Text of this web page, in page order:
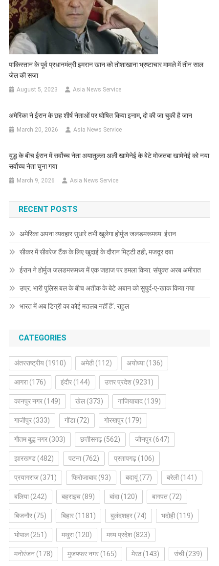
पाकिस्तान के पूर्व प्रधानमंत्री इमरान खान को तोशाखाना भ्रष्टाचार मामले में तीन साल
जेल की सजा
August 5, 2023 Asia News Service
अमेरिका ने ईरान के छह शीर्ष नेताओं पर घोषित किया इनाम, दो की जा चुकी है जान
March 20, 2026 Asia News Service
युद्ध के बीच ईरान में सर्वोच्च नेता अयातुल्ला अली खामेनेई के बेटे मोजतबा खामेनेई को नया
सर्वोच्च नेता चुना गया
March 9, 2026 Asia News Service
RECENT POSTS
अमेरिका अपना व्यवहार सुधारे तभी खुलेगा होर्मुज जलडमरूमध्य: ईरान
सीकर में सीवरेज टैंक के लिए खुदाई के दौरान मिट्टी ढही, मजदूर दबा
ईरान ने होर्मुज जलडमरूमध्य में एक जहाज पर हमला किया: संयुक्त अरब अमीरात
उप्र: भारी पुलिस बल के बीच अतीक के बेटे अबान को सुपुर्द-ए-खाक किया गया
भारत में अब डिग्री का कोई मतलब नहीं है’: राहुल
CATEGORIES
अंतरराष्ट्रीय(1910) अमेठी(112) अयोध्या(136)
आगरा(176) इंदौर(144) उत्तर प्रदेश(9231)
कानपुर नगर(149) खेल(373) गाजियाबाद(139)
गाजीपुर(333) गोंडा(72) गोरखपुर(179)
गौतम बुद्ध नगर(303) छत्तीसगढ़(562) जौनपुर(647)
झारखण्ड(482) पटना(762) प्रतापगढ़(106)
प्रयागराज(371) फिरोजाबाद(93) बदायूं(77) बरेली(141)
बलिया(242) बहराइच(89) बांदा(120) बागपत(72)
बिजनौर(75) बिहार(1181) बुलंदशहर(74) भदोही(119)
भोपाल(251) मथुरा(120) मध्य प्रदेश(823)
मनोरंजन(178) मुजफ्फर नगर(165) मेरठ(143) रांची(239)